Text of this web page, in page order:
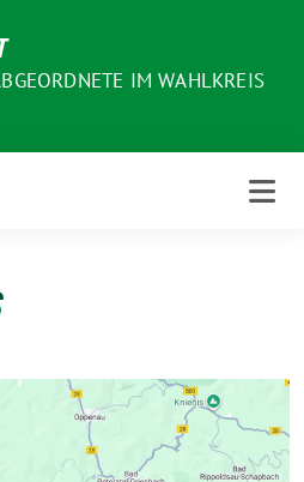
IM WAHLKREIS